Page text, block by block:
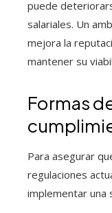
puede
salariales. Un
mejora la
mantener su
Formas
Para asegurar
regulaciones
implementar una